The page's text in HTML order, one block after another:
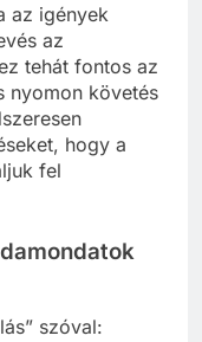
az igények
az
tehát fontos az
nyomon követés
hogy a
fel
szóval: